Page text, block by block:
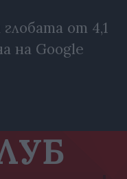
от 4,1
на Google